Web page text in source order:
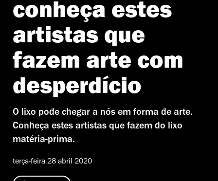
conheça estes
artistas que
fazem arte com
desperdício
O lixo pode chegar a nós em forma de arte.
Conheça estes artistas que fazem do lixo
matéria-prima.
terça-feira 28 abril 2020